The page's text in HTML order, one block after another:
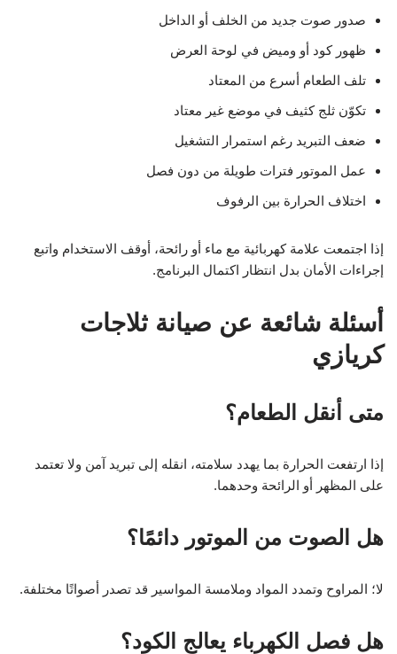
صدور صوت جديد من الخلف أو الداخل
ظهور كود أو وميض في لوحة العرض
تلف الطعام أسرع من المعتاد
تكوّن ثلج كثيف في موضع غير معتاد
ضعف التبريد رغم استمرار التشغيل
عمل الموتور فترات طويلة من دون فصل
اختلاف الحرارة بين الرفوف
إذا اجتمعت علامة كهربائية مع ماء أو رائحة، أوقف الاستخدام واتبع
إجراءات الأمان بدل انتظار اكتمال البرنامج.
أسئلة شائعة عن صيانة ثلاجات
كريازي
متى أنقل الطعام؟
إذا ارتفعت الحرارة بما يهدد سلامته، انقله إلى تبريد آمن ولا تعتمد
على المظهر أو الرائحة وحدهما.
هل الصوت من الموتور دائمًا؟
لا؛ المراوح وتمدد المواد وملامسة المواسير قد تصدر أصواتًا مختلفة.
هل فصل الكهرباء يعالج الكود؟